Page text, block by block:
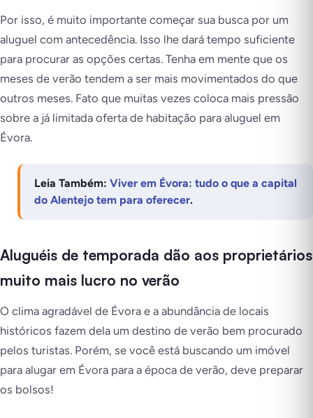
Por isso, é muito importante começar sua busca por um
aluguel com antecedência. Isso lhe dará tempo suficiente
para procurar as opções certas. Tenha em mente que os
meses de verão tendem a ser mais movimentados do que
outros meses. Fato que muitas vezes coloca mais pressão
sobre a já limitada oferta de habitação para aluguel em
Évora.
Leia Também: Viver em Évora: tudo o que a capital
do Alentejo tem para oferecer.
Aluguéis de temporada dão aos proprietários
muito mais lucro no verão
O clima agradável de Évora e a abundância de locais
históricos fazem dela um destino de verão bem procurado
pelos turistas. Porém, se você está buscando um imóvel
para alugar em Évora para a época de verão, deve preparar
os bolsos!